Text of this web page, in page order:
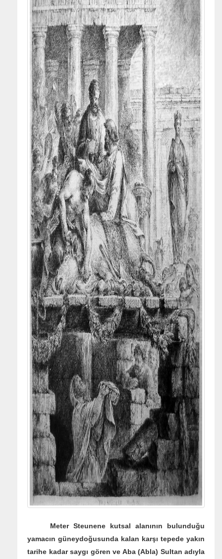
Meter Steunene kutsal alanının bulunduğu
yamacın güneydoğusunda kalan karşı tepede yakın
tarihe kadar saygı gören ve Aba (Abla) Sultan adıyla